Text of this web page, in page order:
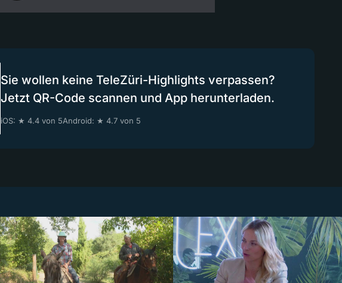
Sie wollen keine TeleZüri-Highlights verpassen?
Jetzt QR-Code scannen und App herunterladen.
iOS: ★ 4.4 von 5Android: ★ 4.7 von 5